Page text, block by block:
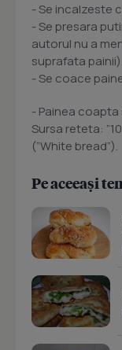
- Se incalzeste
- Se presara
autorul nu a
suprafata painii).
- Se coace
- Painea coapta
Sursa reteta:
(”White bread”).
Pe aceeași